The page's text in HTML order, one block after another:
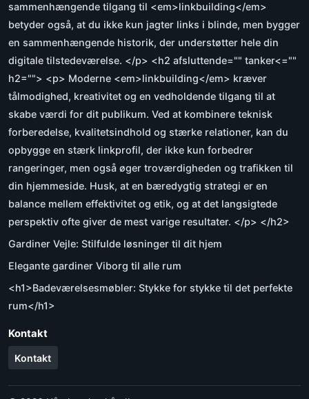
sammenhængende tilgang til <em>linkbuilding</em>
betyder også, at du ikke kun jagter links i blinde, men bygger
en sammenhængende historik, der understøtter hele din
digitale tilstedeværelse. </p> <h2 afsluttende="" tanker<=""
h2=""> <p> Moderne <em>linkbuilding</em> kræver
tålmodighed, kreativitet og en vedholdende tilgang til at
skabe værdi for dit publikum. Ved at kombinere teknisk
forberedelse, kvalitetsindhold og stærke relationer, kan du
opbygge en stærk linkprofil, der ikke kun forbedrer
rangeringer, men også øger troværdigheden og trafikken til
din hjemmeside. Husk, at en bæredygtig strategi er en
balance mellem effektivitet og etik, og at det langsigtede
perspektiv ofte giver de mest varige resultater. </p> </h2>
Gardiner Vejle: Stilfulde løsninger til dit hjem
Elegante gardiner Viborg til alle rum
<h1>Badeværelsesmøbler: Stykke for stykke til det perfekte
rum</h1>
Kontakt
Kontakt